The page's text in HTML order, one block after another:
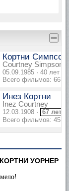
Кортни Симпсон
Courtney Simpson
05.09.1985 · 40 лет
Всего фильмов: 66
Инез Кортни
Inez Courtney
12.03.1908 · 67 лет
Всего фильмов: 45
КОРТНИ УОРНЕР